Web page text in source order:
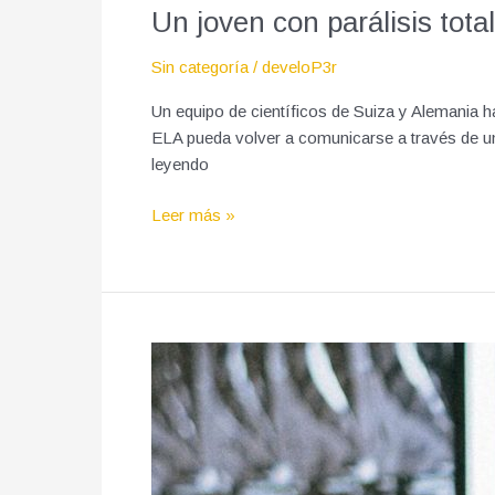
Un joven con parálisis
Sin categoría / develoP3r
Un equipo de científicos de Suiza y Alemania
ELA pueda volver a comunicarse a través de
leyendo
Leer más »
Un
nuevo
estudio
encuentra
que
«algo